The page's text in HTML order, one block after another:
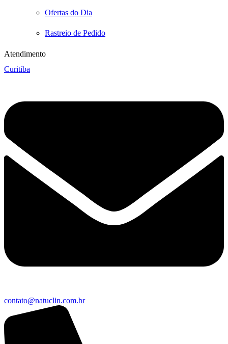
Ofertas do Dia
Rastreio de Pedido
Atendimento
Curitiba
contato@natuclin.com.br